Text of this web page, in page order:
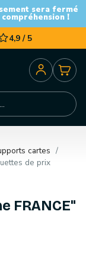
sera fermé
!
4,9 / 5
cartes
de prix
FRANCE"